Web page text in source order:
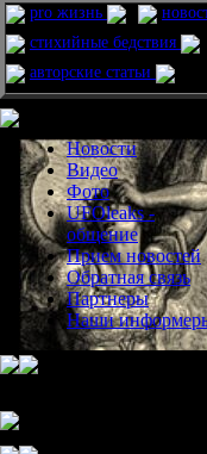
pro жизнь
стихийные бедствия
авторские статьи
Новости
Видео
Фото
UFOleaks -
общение
Прием новостей
Обратная связь
Партнеры
Наши